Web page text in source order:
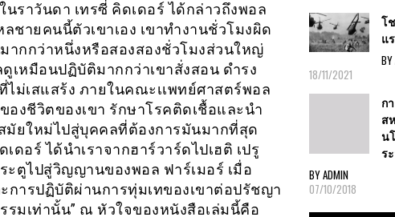
นราวันดา เทรซี่ คิดเดอร์ ได้กล่าวถึงพอล
ชายคนนี้ตัวเขาเอง เขาทำงานชั่วโมงผิด
ากกว่าหนึ่งหรือสองสองชั่วโมงส่วนใหญ่
เหมือนปฏิบัติมากกว่าเขาสั่งสอน ดำรง
ม่เสแสร้ง ภายในคณะเเพทย์ศาสตร์พอล
องชีวิตของเขา รักษาโรคติดเชื้อและนำ
มัยใหม่ไปสู่บุคคลที่ต้องการมันมากที่สุด
ดอร์ ได้นำเราจากฮาร์วาร์ดไปเฮติ เปรู
ะตูไปสู่วิญญานของพอล ฟาร์เมอร์ เมื่อ
การปฏิบัติผ่านการทุ่มเทของเขาต่อปรัชญา
รมเท่านั้น” ณ หัวใจของหนังสือเล่มนี้คือ
โ
แ
BY
18/11/2021
ก
ส
น
ร
BY ADMIN
07/10/2018